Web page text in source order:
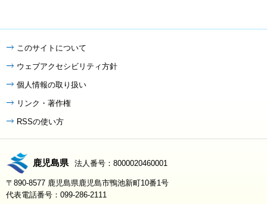
このサイトについて
ウェブアクセシビリティ方針
個人情報の取り扱い
リンク・著作権
RSSの使い方
鹿児島県 法人番号：8000020460001
〒890-8577 鹿児島県鹿児島市鴨池新町10番1号
代表電話番号：099-286-2111